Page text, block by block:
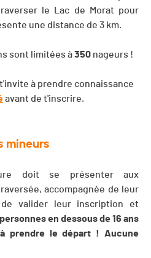
le Lac de Morat pour
une distance de 3 km.
sont limitées à350 nageurs !
à prendre connaissance
avant de t'inscrire.
mineurs
doit se présenter aux
accompagnée de leur
valider leur inscription et
en dessous de 16 ans
prendre le départ ! Aucune